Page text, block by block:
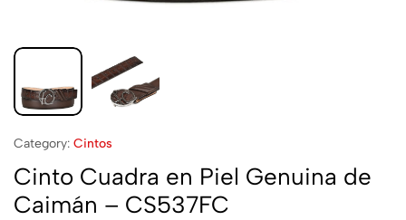
Category: Cintos
Cinto Cuadra en Piel Genuina de
Caimán – CS537FC